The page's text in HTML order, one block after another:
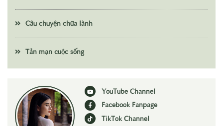
Câu chuyện chữa lành
Tản mạn cuộc sống
YouTube Channel
Facebook Fanpage
TikTok Channel